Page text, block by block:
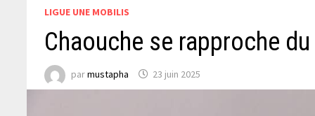
LIGUE UNE MOBILIS
Chaouche se rapproche du
parmustapha 23 juin 2025